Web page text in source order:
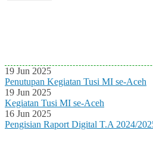
19 Jun 2025
Penutupan Kegiatan Tusi MI se-Aceh
19 Jun 2025
Kegiatan Tusi MI se-Aceh
16 Jun 2025
Pengisian Raport Digital T.A 2024/